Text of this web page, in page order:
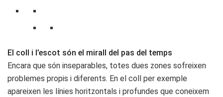
El coll i l’escot són el mirall del pas del temps
Encara que són inseparables, totes dues zones sofreixen
problemes propis i diferents. En el coll per exemple
apareixen les línies horitzontals i profundes que coneixem